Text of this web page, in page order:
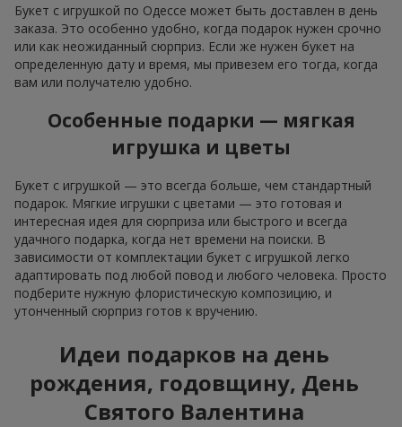
Букет с игрушкой по Одессе может быть доставлен в день
заказа. Это особенно удобно, когда подарок нужен срочно
или как неожиданный сюрприз. Если же нужен букет на
определенную дату и время, мы привезем его тогда, когда
вам или получателю удобно.
Особенные подарки — мягкая
игрушка и цветы
Букет с игрушкой — это всегда больше, чем стандартный
подарок. Мягкие игрушки с цветами — это готовая и
интересная идея для сюрприза или быстрого и всегда
удачного подарка, когда нет времени на поиски. В
зависимости от комплектации букет с игрушкой легко
адаптировать под любой повод и любого человека. Просто
подберите нужную флористическую композицию, и
утонченный сюрприз готов к вручению.
Идеи подарков на день
рождения, годовщину, День
Святого Валентина